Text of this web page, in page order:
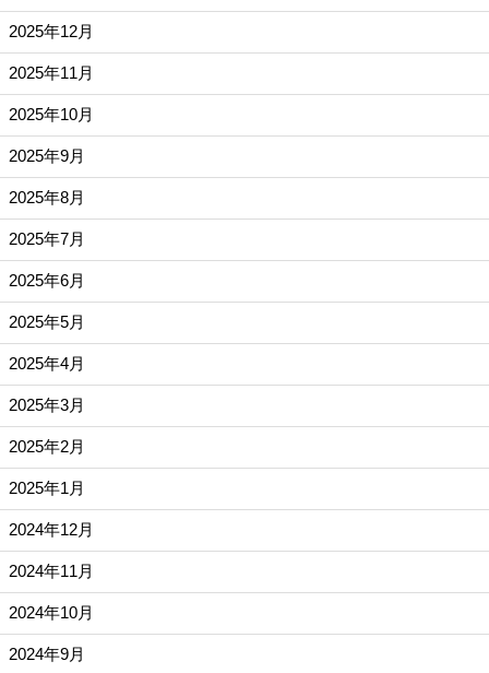
2025年12月
2025年11月
2025年10月
2025年9月
2025年8月
2025年7月
2025年6月
2025年5月
2025年4月
2025年3月
2025年2月
2025年1月
2024年12月
2024年11月
2024年10月
2024年9月